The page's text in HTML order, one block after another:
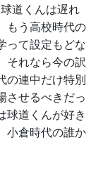
道くんは遅れ
もう高校時代の
って設定もどな
それなら今の訳
の連中だけ特別
させるべきだっ
球道くんが好き
小倉時代の誰か